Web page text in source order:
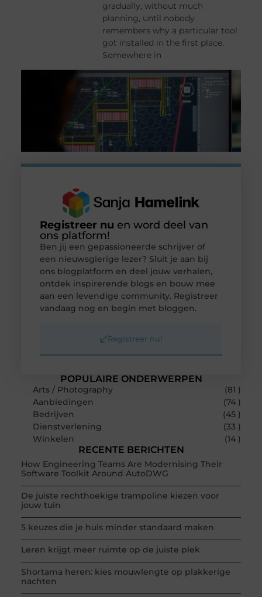
gradually, without much
planning, until nobody
remembers why a particular tool
got installed in the first place.
Somewhere in
POPULAIRE ONDERWERPEN
Arts / Photography
(81 )
Aanbiedingen
(74 )
Bedrijven
(45 )
Dienstverlening
(33 )
Winkelen
(14 )
RECENTE BERICHTEN
How Engineering Teams Are Modernising Their
Software Toolkit Around AutoDWG
De juiste rechthoekige trampoline kiezen voor
jouw tuin
5 keuzes die je huis minder standaard maken
Leren krijgt meer ruimte op de juiste plek
Shortama heren: kies mouwlengte op plakkerige
nachten
Registreer nu en word deel van
ons platform!
Ben jij een gepassioneerde schrijver of
een nieuwsgierige lezer? Sluit je aan bij
ons blogplatform en deel jouw verhalen,
ontdek inspirerende blogs en bouw mee
aan een levendige community. Registreer
vandaag nog en begin met bloggen.
Registreer nu!